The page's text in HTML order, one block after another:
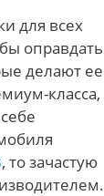
для всех
оправдать
делают ее
класса,
, то зачастую